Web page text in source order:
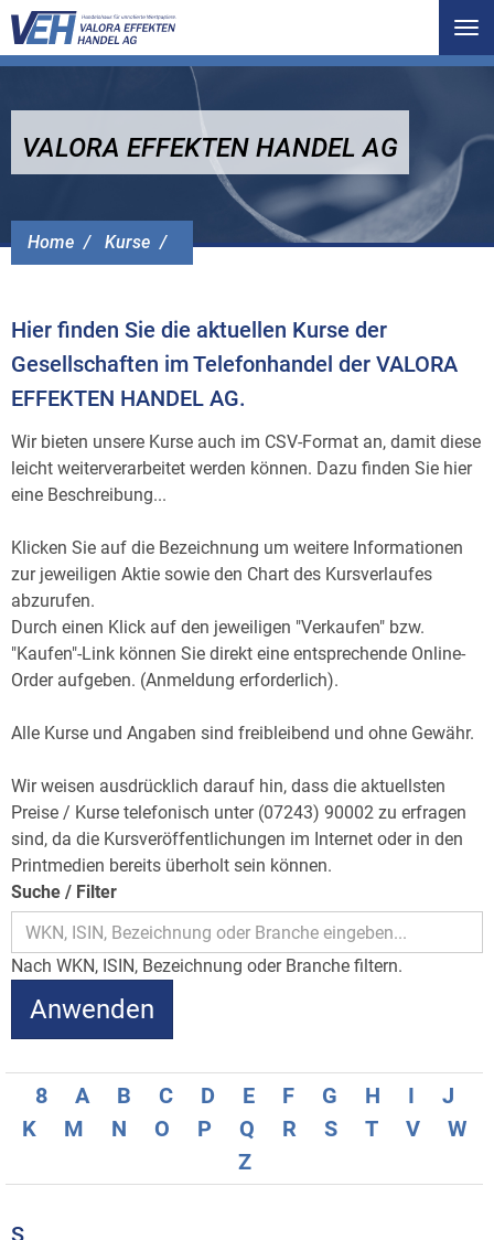
Home Kurse
VALORA EFFEKTEN HANDEL AG
Hier finden Sie die aktuellen Kurse der
Gesellschaften im Telefonhandel der VALORA
EFFEKTEN HANDEL AG.
Wir bieten unsere Kurse auch im CSV-Format an, damit diese
leicht weiterverarbeitet werden können. Dazu finden Sie hier
eine Beschreibung...
Klicken Sie auf die Bezeichnung um weitere Informationen
zur jeweiligen Aktie sowie den Chart des Kursverlaufes
abzurufen.
Durch einen Klick auf den jeweiligen "Verkaufen" bzw.
"Kaufen"-Link können Sie direkt eine entsprechende Online-
Order aufgeben. (Anmeldung erforderlich).
Alle Kurse und Angaben sind freibleibend und ohne Gewähr.
Wir weisen ausdrücklich darauf hin, dass die aktuellsten
Preise / Kurse telefonisch unter (07243) 90002 zu erfragen
sind, da die Kursveröffentlichungen im Internet oder in den
Printmedien bereits überholt sein können.
Suche / Filter
Nach WKN, ISIN, Bezeichnung oder Branche filtern.
8 A B C D E F G H I
J
K
M N O P Q R S T V
W
Z
S